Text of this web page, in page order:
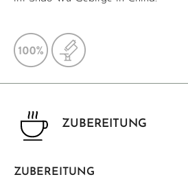
ZUBEREITUNG
ZUBEREITUNG